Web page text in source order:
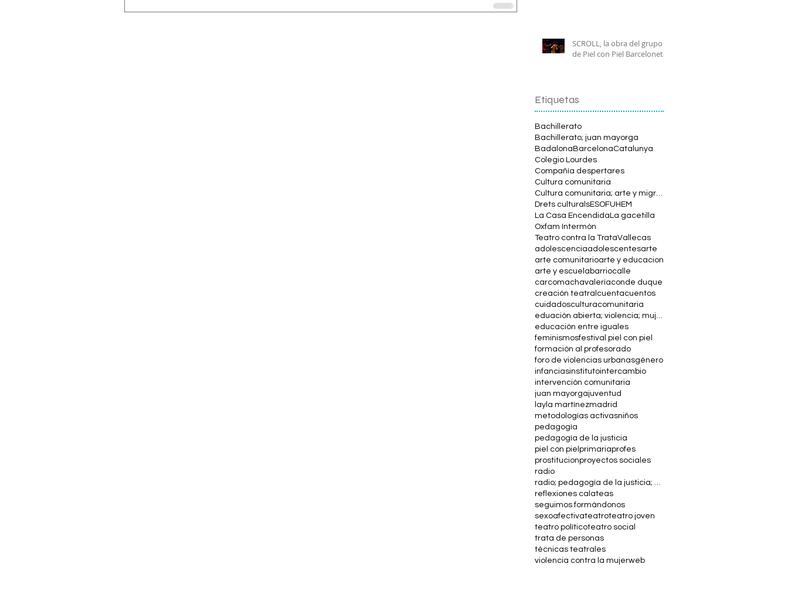
SCROLL, la obra del grupo
de Piel con Piel Barceloneta
Etiquetas
Bachillerato
Bachillerato; juan mayorga
BadalonaBarcelonaCatalunya
Colegio Lourdes
Compañía despertares
Cultura comunitaria
Drets culturalsESOFUHEM
La Casa EncendidaLa gacetilla
Oxfam Intermón
Teatro contra la TrataVallecas
adolescenciaadolescentesarte
arte comunitarioarte y educacion
arte y escuela barriocalle
carcomachavaleríaconde duque
creación teatral cuentacuentos
cuidadosculturacomunitaria
educación entre iguales
feminismosfestival piel con piel
formación al profesorado
foro de violencias urbanasgénero
infanciasinstitutointercambio
intervención comunitaria
juan mayorgajuventud
layla martínezmadrid
metodologías activasniños
pedagogía
pedagogía de la justicia
piel con piel primariaprofes
prostitucionproyectos sociales
radio
reflexiones calateas
seguimos formándonos
sexoafectivateatroteatro joven
teatro políticoteatro social
trata de personas
técnicas teatrales
violencia contra la mujerweb